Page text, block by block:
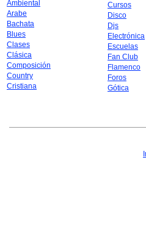
Ambiental
Arabe
Bachata
Blues
Clases
Clásica
Composición
Country
Cristiana
Cursos
Disco
Djs
Electrónica
Escuelas
Fan Club
Flamenco
Foros
Gótica